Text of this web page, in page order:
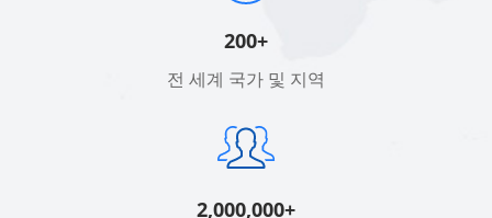
200+
전 세계 국가 및 지역
2,000,000+